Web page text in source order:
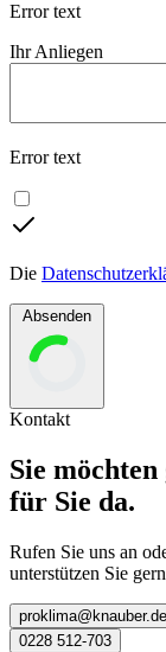
Error text
Ihr Anliegen
Error text
Die
Absenden
Kontakt
Sie
für Sie da.
Rufen Sie uns an
unterstützen Sie
proklima@knauber.de
0228 512-703